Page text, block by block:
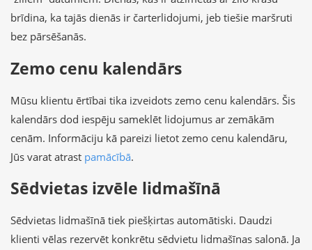
brīdina, ka tajās dienās ir čarterlidojumi, jeb tiešie maršruti
bez pārsēšanās.
Zemo cenu kalendārs
Mūsu klientu ērtībai tika izveidots zemo cenu kalendārs. Šis
kalendārs dod iespēju sameklēt lidojumus ar zemākām
cenām. Informāciju kā pareizi lietot zemo cenu kalendāru,
Jūs varat atrast pamācībā.
Sēdvietas izvēle lidmašīnā
Sēdvietas lidmašīnā tiek piešķirtas automātiski. Daudzi
klienti vēlas rezervēt konkrētu sēdvietu lidmašīnas salonā. Ja